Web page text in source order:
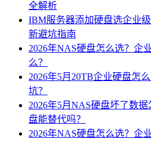
全解析
IBM服务器添加硬盘选企业
新避坑指南
2026年NAS硬盘怎么选？企
么？
2026年5月20TB企业硬盘怎
坑？
2026年5月NAS硬盘坏了数
盘能替代吗？
2026年NAS硬盘怎么选？企